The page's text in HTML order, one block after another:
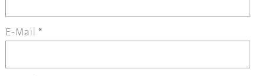
E-Mail *